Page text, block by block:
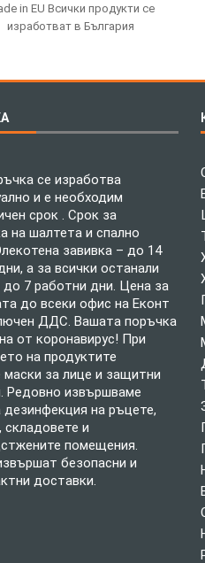
in EU Всички продукти се
изработват в България
се изработва
и е необходим
срок . Срок за
на шалтета и спално
завивка – до 14
а за всички останали
до 7 работни дни. Цена за
до всеки офис на Еконт
ДДС. Вашата поръчка
от коронавирус! При
на продуктите
маски за лице и защитни
Редовно извършваме
дезинфекция на ръцете,
складовете и
помещения.
безопасни и
доставки.